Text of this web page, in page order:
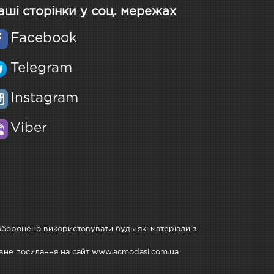
сторінки у соц. мережах
Facebook
Telegram
Instagram
Viber
використовувати будь-які матеріали з
посилання на сайт www.acmodasi.com.ua